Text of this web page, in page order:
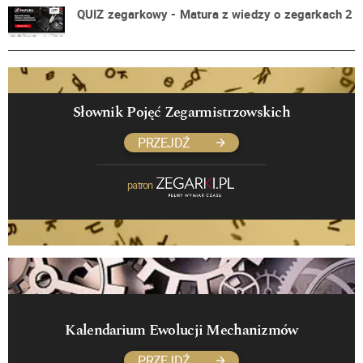
QUIZ zegarkowy - Matura z wiedzy o zegarkach 2
Słownik Pojęć Zegarmistrzowskich
PRZEJDŹ
patron
Kalendarium Ewolucji Mechanizmów